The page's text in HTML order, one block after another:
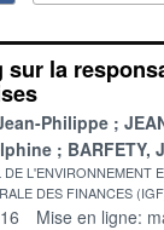
sur la
Philippe
BARFETY,
L'ENVIRONNEMENT
DES FINANCES
Mise en ligne: